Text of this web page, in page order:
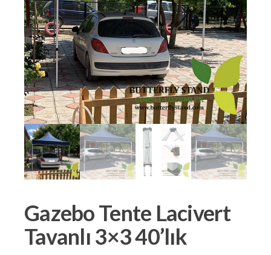
Gazebo Tente Lacivert
Tavanlı 3×3 40’lık